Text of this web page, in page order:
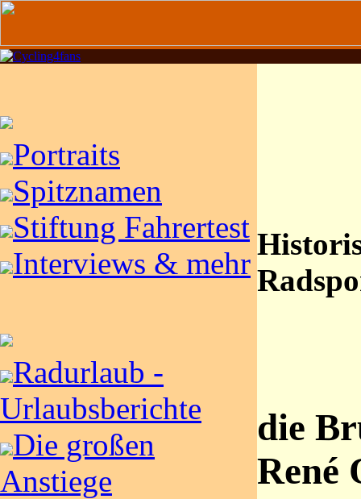
Portraits
Spitznamen
Stiftung Fahrertest
Interviews & mehr
Radurlaub -
Urlaubsberichte
Die großen
Anstiege
die
René